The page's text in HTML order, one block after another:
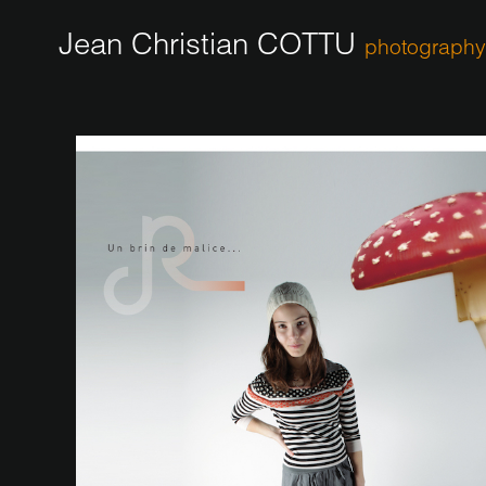
Jean Christian COTTU photography